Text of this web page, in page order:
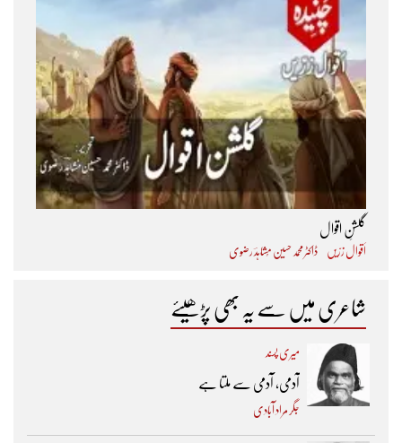
گلشنِ اقوال
اَقوال زرّیں ڈاکٹر محمد حسین مُشاہدؔ رضوی
شاعری میں سے یہ بھی پڑھیئے
میری پسند
آدمی، آدمی سے ملتا ہے
جگر مراد آبادی